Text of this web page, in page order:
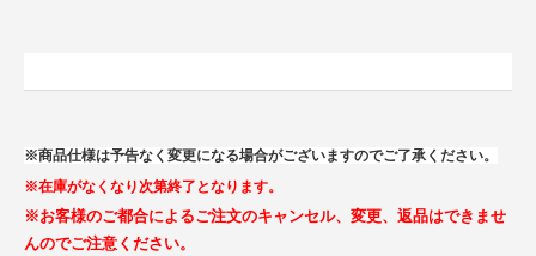
※商品仕様は予告なく変更になる場合がございますのでご了承ください。
※在庫がなくなり次第終了となります。
※お客様のご都合によるご注文のキャンセル、変更、返品はできませ
んのでご注意ください。